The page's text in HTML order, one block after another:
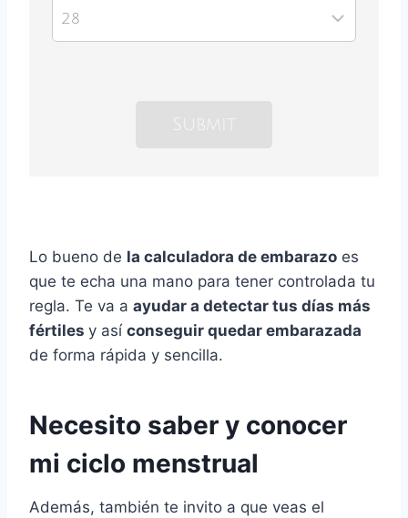
Lo bueno de la calculadora de embarazo es
que te echa una mano para tener controlada tu
regla. Te va a ayudar a detectar tus días más
fértiles y así conseguir quedar embarazada
de forma rápida y sencilla.
Necesito saber y conocer
mi ciclo menstrual
Además, también te invito a que veas el